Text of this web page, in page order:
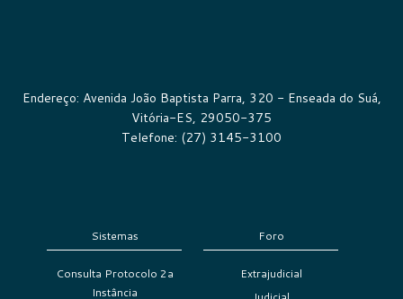
Endereço: Avenida João Baptista Parra, 320 - Enseada do Suá,
Vitória-ES, 29050-375
Telefone: (27) 3145-3100
Sistemas
Consulta Protocolo 2a
Instância
Foro
Extrajudicial